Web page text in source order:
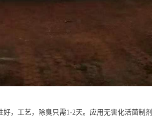
，工艺，除臭只需1-2天。应用无害化活菌制